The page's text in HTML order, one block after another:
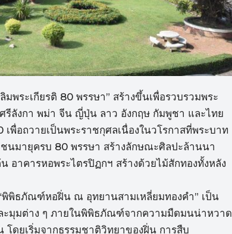
พระเกียรติ 80 พรรษา” สร้างขึ้นเพื่อรวบรวมพระ
ลังกา พม่า จีน ญี่ปุ่น ลาว อังกฤษ กัมพูชา และไทย
อถวายเป็นพระราชกุศลเนื่องในวโรกาสที่พระบาท
นมายุครบ 80 พรรษา สร้างลักษณะศิลปะล้านนา
อาคารหอพระไตรปิฏกฯ สร้างด้วยไม้สักทองทั้งหลัง
พิพิธภัณฑ์หอฝิ่น ณ อุทยานสามเหลี่ยมทองคำ” เป็น
ะมุมต่าง ๆ ภายในพิพิธภัณฑ์จากความมืดมนน่าหวาด
โดยเริ่มจากธรรมชาติวิทยาของฝิ่น การสืบ